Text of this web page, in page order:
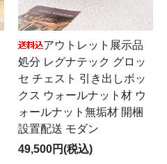
アウトレット展示品
処分 レグナテック グロッ
セ チェスト 引き出しボッ
クス ウォールナット材 ウ
ォールナット無垢材 開梱
設置配送 モダン
49,500円(税込)